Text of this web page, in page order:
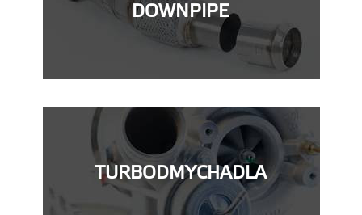
DOWNPIPE
TURBODMYCHADLA